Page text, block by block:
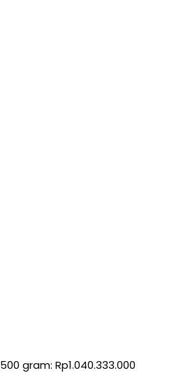
500 gram: Rp1.040.333.000